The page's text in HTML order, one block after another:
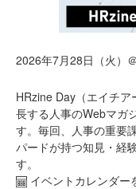
2026年7月28日（火）
HRzine Day（エイチ
長する人事のWebマガ
す。毎回、人事の重要
パードが持つ知見・経
す。
イベントカレンダー